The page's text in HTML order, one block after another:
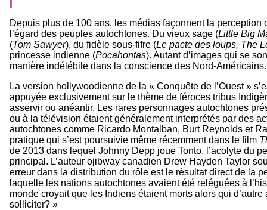
Depuis plus de 100 ans, les médias façonnent la perception
l’égard des peuples autochtones. Du vieux sage (Little Big
(Tom Sawyer), du fidèle sous-fifre (Le pacte des loups, The
princesse indienne (Pocahontas). Autant d’images qui se
manière indélébile dans la conscience des Nord-Américains.
La version hollywoodienne de la « Conquête de l’Ouest »
appuyée exclusivement sur le thème de féroces tribus
asservir ou anéantir. Les rares personnages autochtones
ou à la télévision étaient généralement interprétés par des
autochtones comme Ricardo Montalban, Burt Reynolds et
pratique qui s’est poursuivie même récemment dans le film
de 2013 dans lequel Johnny Depp joue Tonto, l’acolyte du
principal. L’auteur ojibway canadien Drew Hayden Taylor
erreur dans la distribution du rôle est le résultat direct de la
laquelle les nations autochtones avaient été reléguées à
monde croyait que les Indiens étaient morts alors qui d’autre
solliciter? »